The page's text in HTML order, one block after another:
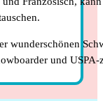
wunderschönen
und